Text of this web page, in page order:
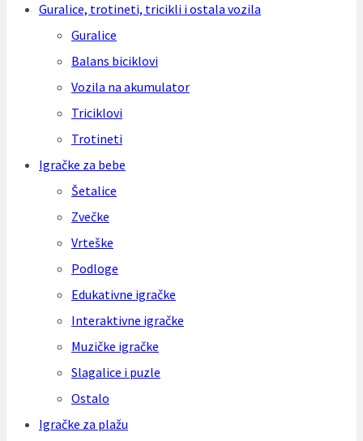
Guralice, trotineti, tricikli i ostala vozila
Guralice
Balans biciklovi
Vozila na akumulator
Triciklovi
Trotineti
Igračke za bebe
Šetalice
Zvečke
Vrteške
Podloge
Edukativne igračke
Interaktivne igračke
Muzičke igračke
Slagalice i puzle
Ostalo
Igračke za plažu